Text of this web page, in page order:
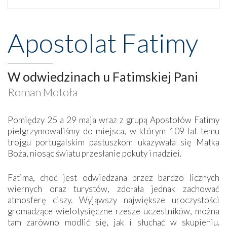
Apostolat Fatimy
W odwiedzinach u Fatimskiej Pani
Roman Motoła
Pomiędzy 25 a 29 maja wraz z grupą Apostołów Fatimy
pielgrzymowaliśmy do miejsca, w którym 109 lat temu
trojgu portugalskim pastuszkom ukazywała się Matka
Boża, niosąc światu przesłanie pokuty i nadziei.
Fatima, choć jest odwiedzana przez bardzo licznych
wiernych oraz turystów, zdołała jednak zachować
atmosferę ciszy. Wyjąwszy największe uroczystości
gromadzące wielotysięczne rzesze uczestników, można
tam zarówno modlić się, jak i słuchać w skupieniu.